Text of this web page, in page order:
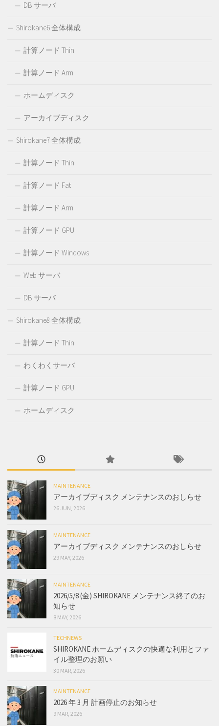
DB サーバ
Shirokane6 全体構成
計算ノード Thin
計算ノード Arm
ホームディスク
アーカイブディスク
Shirokane7 全体構成
計算ノード Thin
計算ノード Fat
計算ノード Arm
計算ノード GPU
計算ノード Windows
Web サーバ
DB サーバ
Shirokane8 全体構成
計算ノード Thin
わくわくサーバ
計算ノード GPU
ホームディスク
MAINTENANCE
アーカイブディスク メンテナンスのおしらせ
26 JUN, 2026
MAINTENANCE
アーカイブディスク メンテナンスのおしらせ
29 MAY, 2026
MAINTENANCE
2026/5/8 (金) SHIROKANE メンテナンス終了のお
知らせ
8 MAY, 2026
TECHNEWS
SHIROKANE ホームディスクの快適な利用とファ
イル整理のお願い
30 MAR, 2026
MAINTENANCE
2026 年 3 月 計画停止のお知らせ
9 MAR, 2026